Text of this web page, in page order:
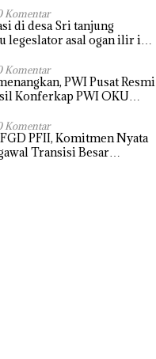
Komentar
di desa Sri tanjung
legeslator asal ogan ilir ini
banjir jika musim
Komentar
PWI Pusat Resmi
Konferkap PWI OKU
Komentar
PFII, Komitmen Nyata
Transisi Besar